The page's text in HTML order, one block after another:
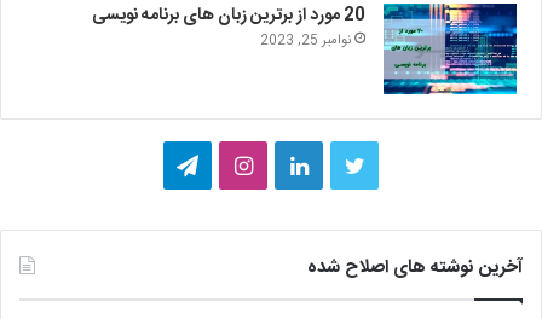
20 مورد از برترین زبان های برنامه نویسی
نوامبر 25, 2023
ی
ی
ک
س
ر
آخرین نوشته های اصلاح شده